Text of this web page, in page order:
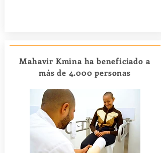
Mahavir Kmina ha beneficiado a
más de 4.000 personas